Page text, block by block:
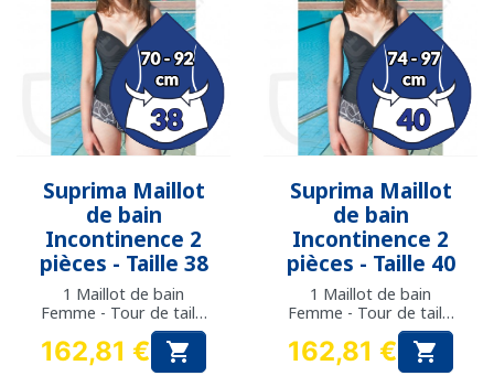
Suprima Maillot
de bain
Incontinence 2
pièces - Taille 38
1 Maillot de bain
Femme - Tour de taille
: 70 à 92 cm
Prix
162,81 € 
Suprima Maillot
de bain
Incontinence 2
pièces - Taille 40
1 Maillot de bain
Femme - Tour de taille
: 74 à 97 cm
Prix
162,81 € 